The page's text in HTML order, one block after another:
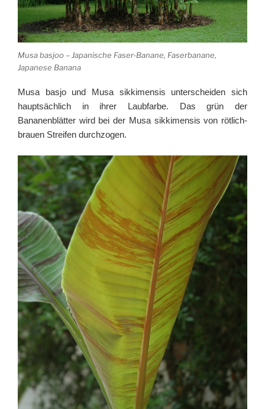
Musa basjoo – Japanische Faser-Banane, Faserbanane,
Japanese Banana
Musa basjo und Musa sikkimensis unterscheiden sich
hauptsächlich in ihrer Laubfarbe. Das grün der
Bananenblätter wird bei der Musa sikkimensis von rötlich-
brauen Streifen durchzogen.